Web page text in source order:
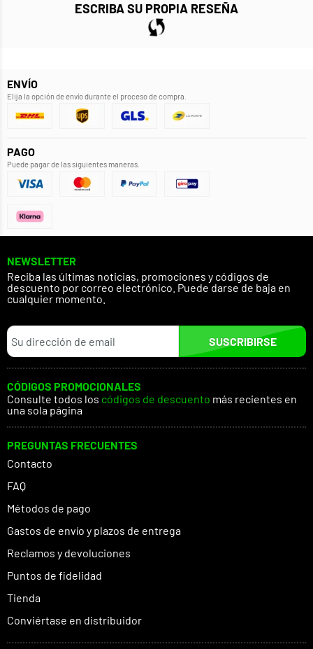
ESCRIBA SU PROPIA RESEÑA
ENVÍO
Elija la opción de envío durante el proceso de compra.
PAGO
Puede pagar de las siguientes maneras.
NEWSLETTER
Reciba las últimas noticias, promociones y códigos de
descuento por correo electrónico. Puede darse de baja en
cualquier momento.
SUSCRIBIRSE
CÓDIGOS PROMOCIONALES
Consulte todos los códigos de descuento más recientes en
una sola página
PREGUNTAS FRECUENTES
Contacto
FAQ
Métodos de pago
Gastos de envío y plazos de entrega
Reclamos y devoluciones
Puntos de fidelidad
Tienda
Conviértase en distribuidor